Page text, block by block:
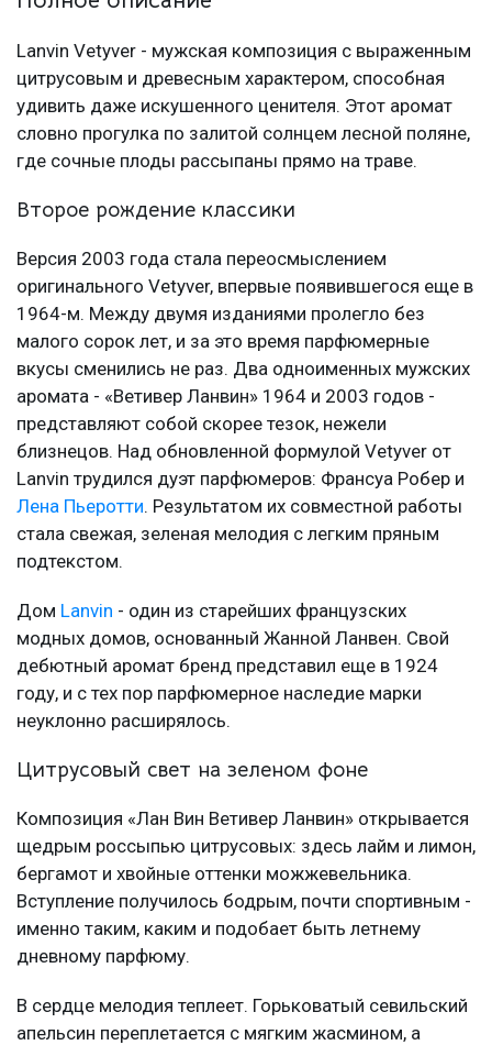
Lanvin Vetyver - мужская композиция с выраженным
цитрусовым и древесным характером, способная
удивить даже искушенного ценителя. Этот аромат
словно прогулка по залитой солнцем лесной поляне,
где сочные плоды рассыпаны прямо на траве.
Второе рождение классики
Версия 2003 года стала переосмыслением
оригинального Vetyver, впервые появившегося еще в
1964-м. Между двумя изданиями пролегло без
малого сорок лет, и за это время парфюмерные
вкусы сменились не раз. Два одноименных мужских
аромата - «Ветивер Ланвин» 1964 и 2003 годов -
представляют собой скорее тезок, нежели
близнецов. Над обновленной формулой Vetyver от
Lanvin трудился дуэт парфюмеров: Франсуа Робер и
Лена Пьеротти. Результатом их совместной работы
стала свежая, зеленая мелодия с легким пряным
подтекстом.
Дом Lanvin - один из старейших французских
модных домов, основанный Жанной Ланвен. Свой
дебютный аромат бренд представил еще в 1924
году, и с тех пор парфюмерное наследие марки
неуклонно расширялось.
Цитрусовый свет на зеленом фоне
Композиция «Лан Вин Ветивер Ланвин» открывается
щедрым россыпью цитрусовых: здесь лайм и лимон,
бергамот и хвойные оттенки можжевельника.
Вступление получилось бодрым, почти спортивным -
именно таким, каким и подобает быть летнему
дневному парфюму.
В сердце мелодия теплеет. Горьковатый севильский
апельсин переплетается с мягким жасмином, а